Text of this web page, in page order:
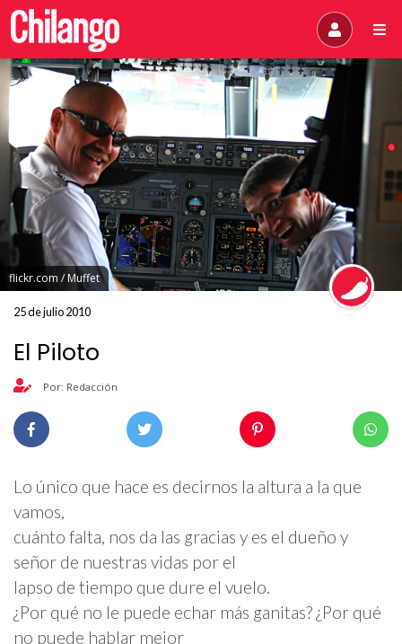
flickr.com / Muffet
25 de julio 2010
El Piloto
Por: Redacción
Lo único que hace es decirnos la altura a la que
vamos,
cuánto falta, nos da las gracias y es el dueño y
señor de nuestras vidas por el
lapso de tiempo que dure el vuelo.
¿Por qué no le puede echar más ganitas? ¿Por qué
no puede hablar mejor